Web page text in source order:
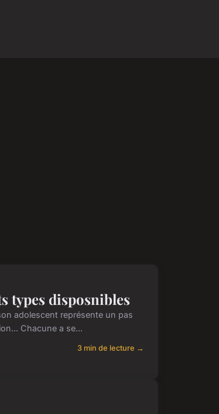
types disposnibles
adolescent représente un pas
Chacune a se...
3 min de lecture →